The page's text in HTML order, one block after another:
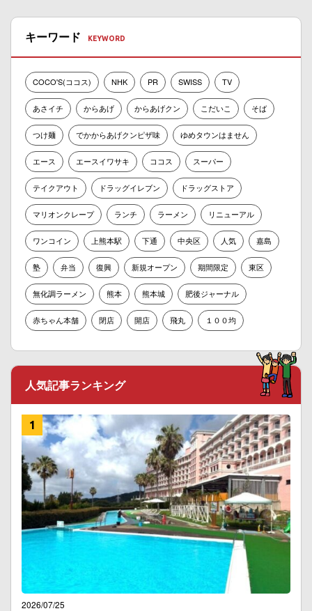
キーワード
COCO'S(ココス) NHK PR SWISS TV
あさイチ からあげ からあげクン こだいこ そば
つけ麺 でかからあげクンピザ味 ゆめタウンはません
エース エースイワサキ ココス スーパー
テイクアウト ドラッグイレブン ドラッグストア
マリオンクレープ ランチ ラーメン リニューアル
ワンコイン 上熊本駅 下通 中央区 人気 嘉島
塾 弁当 復興 新規オープン 期間限定 東区
無化調ラーメン 熊本 熊本城 肥後ジャーナル
赤ちゃん本舗 閉店 開店 飛丸 １００均
人気記事ランキング
2026/07/25